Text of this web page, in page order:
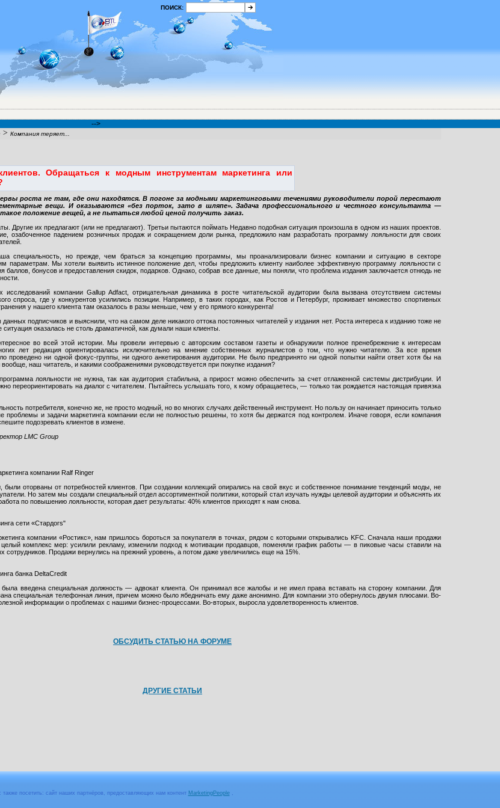
ПОИСК:
-->
> Компания теряет...
Обращаться к модным инструментам маркетинга или
роста не там, где они находятся. В погоне за модными маркетинговыми течениями руководители порой перестают
вещи. И оказываются «без порток, зато в шляпе». Задача профессионального и честного консультанта —
положение вещей, а не пытаться любой ценой получить заказ.
Другие их предлагают (или не предлагают). Третьи пытаются поймать Недавно подобная ситуация произошла в одном из наших проектов.
озабоченное падением розничных продаж и сокращением доли рынка, предложило нам разработать программу лояльности для своих
специальность, но прежде, чем браться за концепцию программы, мы проанализировали бизнес компании и ситуацию в секторе
параметрам. Мы хотели выявить истинное положение дел, чтобы предложить клиенту наиболее эффективную программу лояльности с
баллов, бонусов и предоставления скидок, подарков. Однако, собрав все данные, мы поняли, что проблема издания заключается отнюдь не
исследований компании Gallup Adfact, отрицательная динамика в росте читательской аудитории была вызвана отсутствием системы
спроса, где у конкурентов усилились позиции. Например, в таких городах, как Ростов и Петербург, проживает множество спортивных
у нашего клиента там оказалось в разы меньше, чем у его прямого конкурента!
подписчиков и выяснили, что на самом деле никакого оттока постоянных читателей у издания нет. Роста интереса к изданию тоже не
оказалась не столь драматичной, как думали наши клиенты.
во всей этой истории. Мы провели интервью с авторским составом газеты и обнаружили полное пренебрежение к интересам
лет редакция ориентировалась исключительно на мнение собственных журналистов о том, что нужно читателю. За все время
проведено ни одной фокус-группы, ни одного анкетирования аудитории. Не было предпринято ни одной попытки найти ответ хотя бы на
наш читатель, и какими соображениями руководствуется при покупке издания?
лояльности не нужна, так как аудитория стабильна, а прирост можно обеспечить за счет отлаженной системы дистрибуции. И
переориентировать на диалог с читателем. Пытайтесь услышать того, к кому обращаетесь, — только так рождается настоящая привязка
потребителя, конечно же, не просто модный, но во многих случаях действенный инструмент. Но пользу он начинает приносить только
проблемы и задачи маркетинга компании если не полностью решены, то хотя бы держатся под контролем. Иначе говоря, если компания
подозревать клиентов в измене.
LMC Group
компании Ralf Ringer
были оторваны от потребностей клиентов. При создании коллекций опирались на свой вкус и собственное понимание тенденций моды, не
Но затем мы создали специальный отдел ассортиментной политики, который стал изучать нужды целевой аудитории и объяснять их
по повышению лояльности, которая дает результаты: 40% клиентов приходят к нам снова.
сети «Стардогs"
компании «Ростикс», нам пришлось бороться за покупателя в точках, рядом с которыми открывались KFC. Сначала наши продажи
комплекс мер: усилили рекламу, изменили подход к мотивации продавцов, поменяли график работы — в пиковые часы ставили на
Продажи вернулись на прежний уровень, а потом даже увеличились еще на 15%.
банка DeltaCredit
введена специальная должность — адвокат клиента. Он принимал все жалобы и не имел права вставать на сторону компании. Для
специальная телефонная линия, причем можно было ябедничать ему даже анонимно. Для компании это обернулось двумя плюсами. Во-
информации о проблемах с нашими бизнес-процессами. Во-вторых, выросла удовлетворенность клиентов.
ОБСУДИТЬ СТАТЬЮ НА ФОРУМЕ
ДРУГИЕ СТАТЬИ
также посетить: сайт наших партнёров, предоставляющих нам контент MarketingPeople,